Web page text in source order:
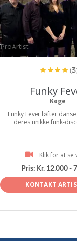
ProArtist
(3)
Funky
Køge
Funky Fever løfter
deres unikke funk-
Klik for at se
Pris: Kr. 12.000 -
KONTAKT